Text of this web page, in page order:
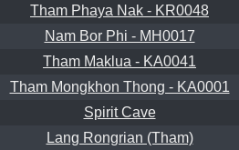
Tham Phaya Nak - KR0048
Nam Bor Phi - MH0017
Tham Maklua - KA0041
Tham Mongkhon Thong - KA0001
Spirit Cave
Lang Rongrian (Tham)